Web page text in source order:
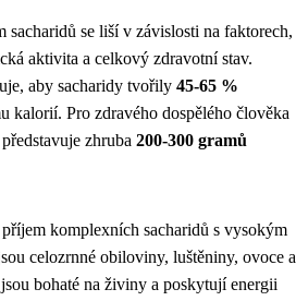
sacharidů se liší v závislosti na faktorech,
aktivita a celkový zdravotní stav.
aby sacharidy tvořily 45-65 %
kalorií. Pro zdravého dospělého člověka
zhruba 200-300 gramů
komplexních sacharidů s vysokým
celozrnné obiloviny, luštěniny, ovoce a
bohaté na živiny a poskytují energii